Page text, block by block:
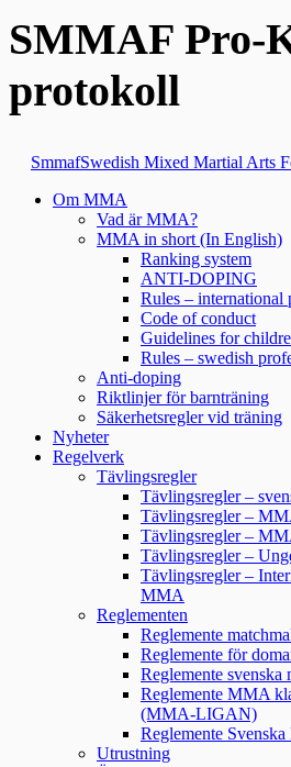
SMMAF Pro-
protokoll
SmmafSwedish Mixed Martial Arts
Om MMA
Vad är MMA?
MMA in short (In English)
Ranking system
ANTI-DOPING
Rules –
Code of conduct
Guidelines for
Rules – swedish
Anti-doping
Riktlinjer för barnträning
Säkerhetsregler vid träning
Nyheter
Regelverk
Tävlingsregler
Tävlingsregler –
Tävlingsregler –
Tävlingsregler –
Tävlingsregler –
Tävlingsregler –
MMA
Reglementen
Reglemente
Reglemente för
Reglemente svenska
Reglemente MMA
(MMA-LIGAN)
Reglemente
Utrustning